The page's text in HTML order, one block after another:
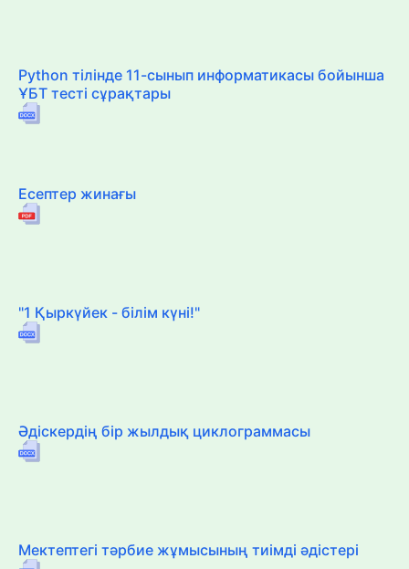
Python тілінде 11-сынып информатикасы бойынша
ҰБТ тесті сұрақтары
Есептер жинағы
"1 Қыркүйек - білім күні!"
Әдіскердің бір жылдық циклограммасы
Мектептегі тәрбие жұмысының тиімді әдістері